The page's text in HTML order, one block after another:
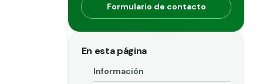
Formulario de contacto
En esta página
Información